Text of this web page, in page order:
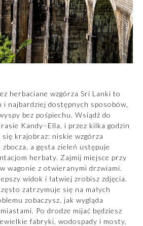
herbaciane wzgórza Sri Lanki to
i najbardziej dostępnych sposobów,
bez pośpiechu. Wsiądź do
Kandy–Ella, i przez kilka godzin
krajobraz: niskie wzgórza
a gęsta zieleń ustępuje
herbaty. Zajmij miejsce przy
wagonie z otwieranymi drzwiami.
widok i łatwiej zrobisz zdjęcia.
zatrzymuje się na małych
zobaczysz, jak wygląda
Po drodze mijać będziesz
fabryki, wodospady i mosty,